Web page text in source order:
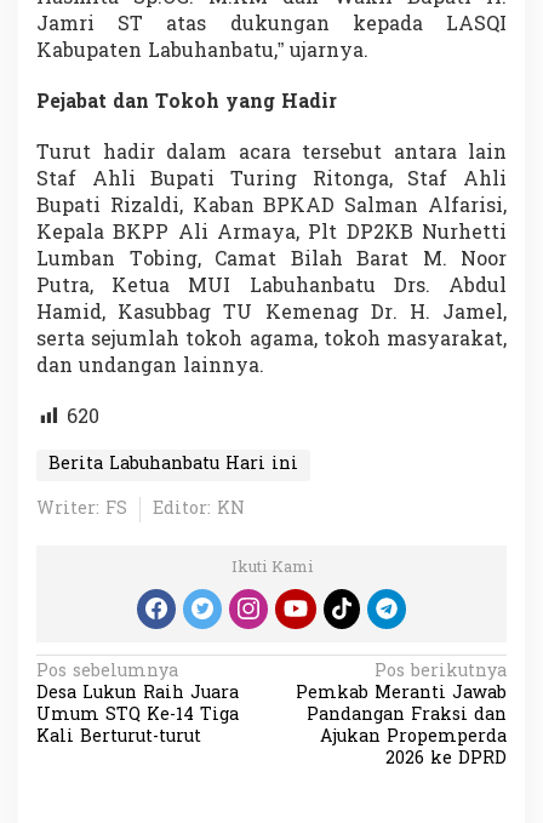
Jamri ST atas dukungan kepada LASQI
Kabupaten Labuhanbatu,” ujarnya.
Pejabat dan Tokoh yang Hadir
Turut hadir dalam acara tersebut antara lain
Staf Ahli Bupati Turing Ritonga, Staf Ahli
Bupati Rizaldi, Kaban BPKAD Salman Alfarisi,
Kepala BKPP Ali Armaya, Plt DP2KB Nurhetti
Lumban Tobing, Camat Bilah Barat M. Noor
Putra, Ketua MUI Labuhanbatu Drs. Abdul
Hamid, Kasubbag TU Kemenag Dr. H. Jamel,
serta sejumlah tokoh agama, tokoh masyarakat,
dan undangan lainnya.
620
Berita Labuhanbatu Hari ini
Writer: FS
Editor: KN
Ikuti Kami
N
a
v
Pos sebelumnya
Desa Lukun Raih Juara
Umum STQ Ke-14 Tiga
Kali Berturut-turut
Pos berikutnya
Pemkab Meranti Jawab
Pandangan Fraksi dan
Ajukan Propemperda
2026 ke DPRD